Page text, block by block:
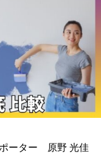
ーター 原野 光佳